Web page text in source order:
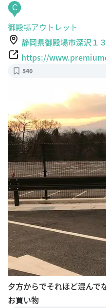
C
御殿場アウトレット
静岡県御殿場市深沢１
https://
540
夕方からでそれほど混んで
お買い物